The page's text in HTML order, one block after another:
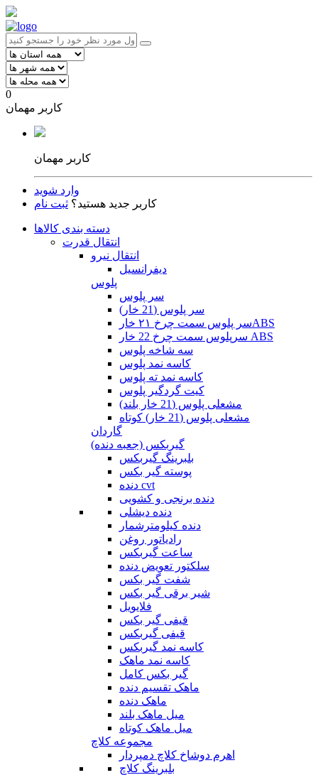
0
کاربر مهمان
کاربر مهمان
وارد شوید
کاربر جدید هستید؟ ثبت نام
دسته بندی کالاها
انتقال قدرت
انتقال نیرو
دیفرانسیل
پلوس
سر پلوس
سر پلوس (21 خار)
سر پلوس سمت چرخ ۲۱ خارABS
سرپلوس سمت چرخ 22 خار ABS
سه شاخه پلوس
کاسه نمد پلوس
کاسه نمد ته پلوس
کیت گردگیر پلوس
مشعلی پلوس (21 خار بلند)
مشعلی پلوس (21 خار) کوتاه
گاردان
گیربکس (جعبه دنده)
بلبرینگ گیربکس
پوسته گیر بکس
دنده cvt
دنده برنجی و کشویی
دنده دیشلی
دنده کیلومترشمار
رادیاتور روغن
ساعت گیربکس
سلکتور تعویض دنده
شفت گیر بکس
شیر برقی گیر بکس
فلایویل
قیفی گیر بکس
قیفی گیربکس
کاسه نمد گیربکس
کاسه نمد ماهک
گیر بکس کامل
ماهک تقسیم دنده
ماهک دنده
میل ماهک بلند
میل ماهک کوتاه
مجموعه کلاچ
اهرم دوشاخ کلاچ دمپردار
بلبرینگ کلاچ